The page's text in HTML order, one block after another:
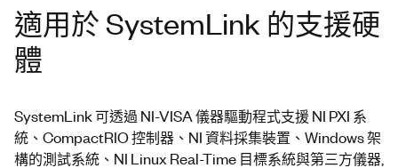
適用於 SystemLink 的支援硬
體
SystemLink 可透過 NI-VISA 儀器驅動程式支援 NI PXI 系
統、CompactRIO 控制器、NI 資料採集裝置、Windows 架
構的測試系統、NI Linux Real-Time 目標系統與第三方儀器,